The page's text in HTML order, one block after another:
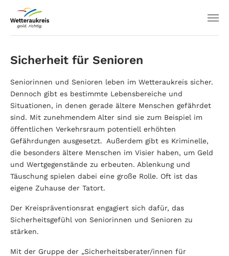
Sicherheit für Senioren
Seniorinnen und Senioren leben im Wetteraukreis sicher.
Dennoch gibt es bestimmte Lebensbereiche und
Situationen, in denen gerade ältere Menschen gefährdet
sind. Mit zunehmendem Alter sind sie zum Beispiel im
öffentlichen Verkehrsraum potentiell erhöhten
Gefährdungen ausgesetzt.
Außerdem gibt es Kriminelle,
die besonders ältere Menschen im Visier haben, um Geld
und Wertgegenstände zu erbeuten. Ablenkung und
Täuschung spielen dabei eine große Rolle. Oft ist das
eigene Zuhause der Tatort.
Der Kreispräventionsrat engagiert sich dafür, das
Sicherheitsgefühl von Seniorinnen und Senioren zu
stärken.
Mit der Gruppe der „Sicherheitsberater/innen für